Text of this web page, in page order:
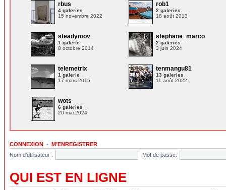
rbus
4 galeries
15 novembre 2022
rob1
2 galeries
18 août 2013
steadymov
1 galerie
8 octobre 2014
stephane_marco
2 galeries
3 juin 2024
telemetrix
1 galerie
17 mars 2015
tenmangu81
13 galeries
11 août 2022
wots
6 galeries
20 mai 2024
CONNEXION • M’ENREGISTRER
Nom d’utilisateur :
Mot de passe:
QUI EST EN LIGNE